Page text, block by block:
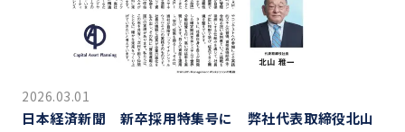
2026.03.01
日本経済新聞 新卒採用特集号に 弊社代表取締役北山